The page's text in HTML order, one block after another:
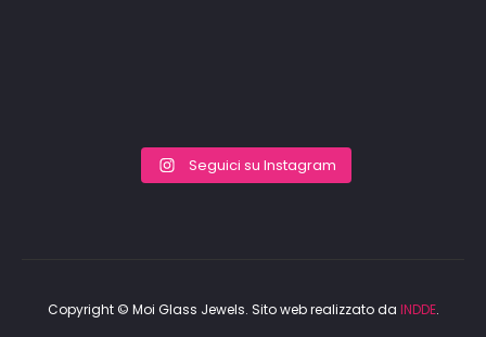
Seguici su Instagram
Copyright © Moi Glass Jewels. Sito web realizzato da INDDE.